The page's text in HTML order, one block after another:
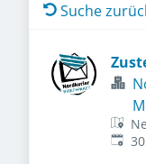
Suche